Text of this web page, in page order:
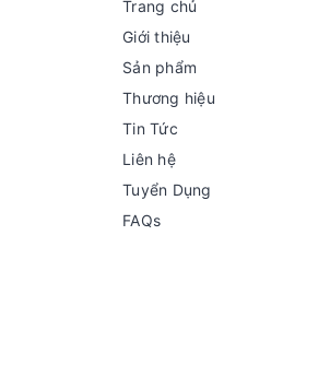
Trang chủ
Giới thiệu
Sản phẩm
Thương hiệu
Tin Tức
Liên hệ
Tuyển Dụng
FAQs